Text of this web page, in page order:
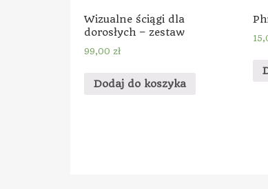
Wizualne ściągi dla
dorosłych – zestaw
99,00 zł
Dodaj do koszyka